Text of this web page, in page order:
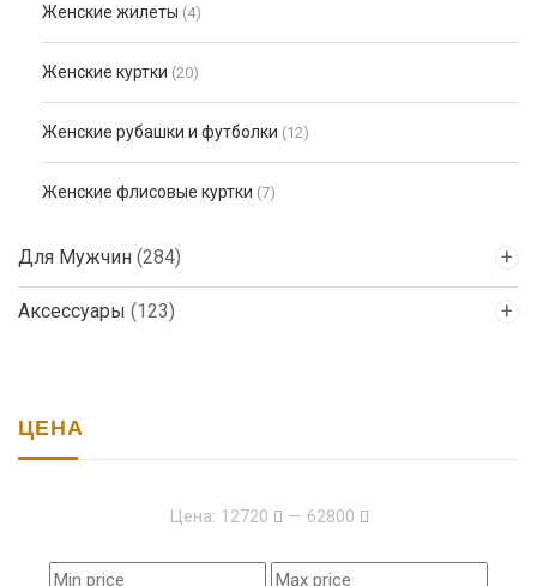
Женские жилеты (4)
Женские куртки (20)
Женские рубашки и футболки (12)
Женские флисовые куртки (7)
Для Мужчин (284)
Аксессуары (123)
ЦЕНА
Цена: 12720 — 62800